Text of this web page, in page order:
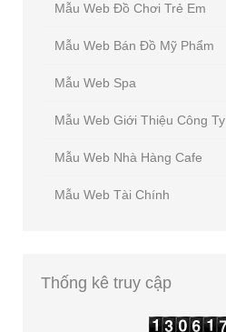
Mẫu Web Đồ Chơi Trẻ Em
Mẫu Web Bán Đồ Mỹ Phẩm
Mẫu Web Spa
Mẫu Web Giới Thiệu Công Ty
Mẫu Web Nhà Hàng Cafe
Mẫu Web Tài Chính
Thống kê truy cập